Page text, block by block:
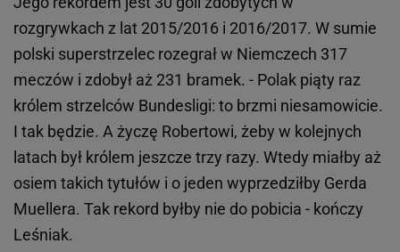
rozgrywkach z lat 2015/2016 i 2016/2017. W sumie
polski superstrzelec rozegrał w Niemczech 317
meczów i zdobył aż 231 bramek. - Polak piąty raz
królem strzelców Bundesligi: to brzmi niesamowicie.
I tak będzie. A życzę Robertowi, żeby w kolejnych
latach był królem jeszcze trzy razy. Wtedy miałby aż
osiem takich tytułów i o jeden wyprzedziłby Gerda
Muellera. Tak rekord byłby nie do pobicia - kończy
Leśniak.